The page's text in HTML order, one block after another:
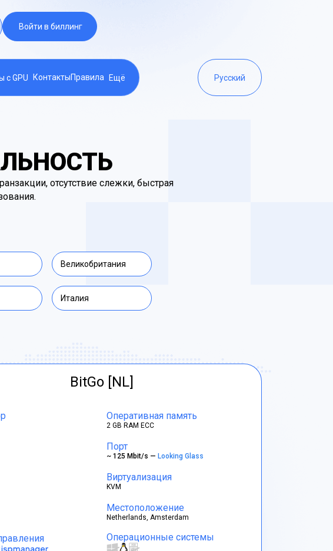
Войти в биллинг
с GPU КонтактыПравила Ещё Русский
отсутствие слежки, быстрая
Великобритания
Италия
BitGo [NL]
Оперативная память
2 GB RAM ECC
Порт
~ 125 Mbit/s —Looking Glass
Виртуализация
KVM
Местоположение
Netherlands, Amsterdam
Операционные системы